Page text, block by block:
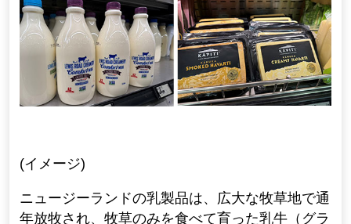
(イメージ)
ニュージーランドの乳製品は、広大な牧草地で通
年放牧され、牧草のみを食べて育った乳牛（グラ